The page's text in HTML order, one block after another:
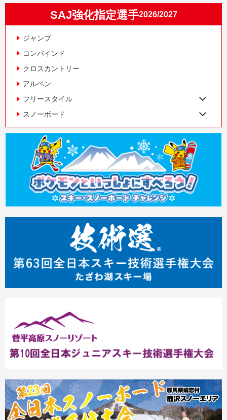
SAJ強化指定選手2026/2027
ジャンプ
コンバインド
クロスカントリー
アルペン
フリースタイル
スノーボード